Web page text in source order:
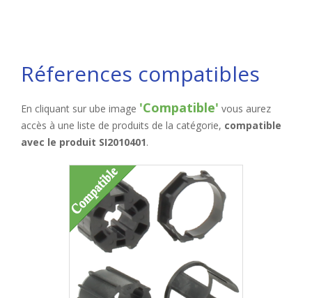
Réferences compatibles
En cliquant sur ube image 'Compatible' vous aurez
accès à une liste de produits de la catégorie, compatible
avec le produit SI2010401.